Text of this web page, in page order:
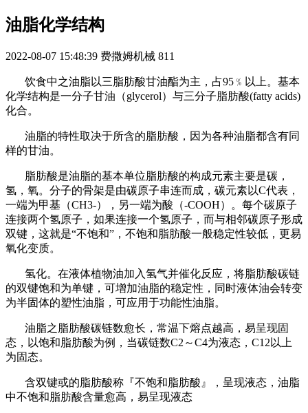
油脂化学结构
2022-08-07 15:48:39 费撒姆机械 811
饮食中之油脂以三脂肪酸甘油酯为主，占95﹪以上。基本
化学结构是一分子甘油（glycerol）与三分子脂肪酸(fatty acids)
化合。
油脂的特性取决于所含的脂肪酸，因为各种油脂都含有同
样的甘油。
脂肪酸是油脂的基本单位脂肪酸的构成元素主要是碳，
氢，氧。分子的骨架是由碳原子串连而成，碳元素以C代表，
一端为甲基（CH3-），另一端为酸（-COOH）。每个碳原子
连接两个氢原子，如果连接一个氢原子，而与相邻碳原子形成
双键，这就是“不饱和”，不饱和脂肪酸一般稳定性较低，更易
氧化变质。
氢化。在液体植物油加入氢气并催化反应，将脂肪酸碳链
的双键饱和为单键，可增加油脂的稳定性，同时液体油会转变
为半固体的塑性油脂，可应用于功能性油脂。
油脂之脂肪酸碳链数愈长，常温下熔点越高，易呈现固
态，以饱和脂肪酸为例，当碳链数C2～C4为液态，C12以上
为固态。
含双键或的脂肪酸称『不饱和脂肪酸』，呈现液态，油脂
中不饱和脂肪酸含量愈高，易呈现液态